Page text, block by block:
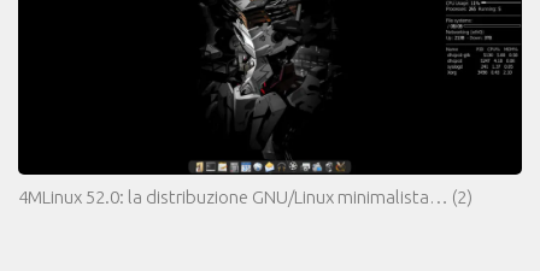
4MLinux 52.0: la distribuzione GNU/Linux minimalista… (2)